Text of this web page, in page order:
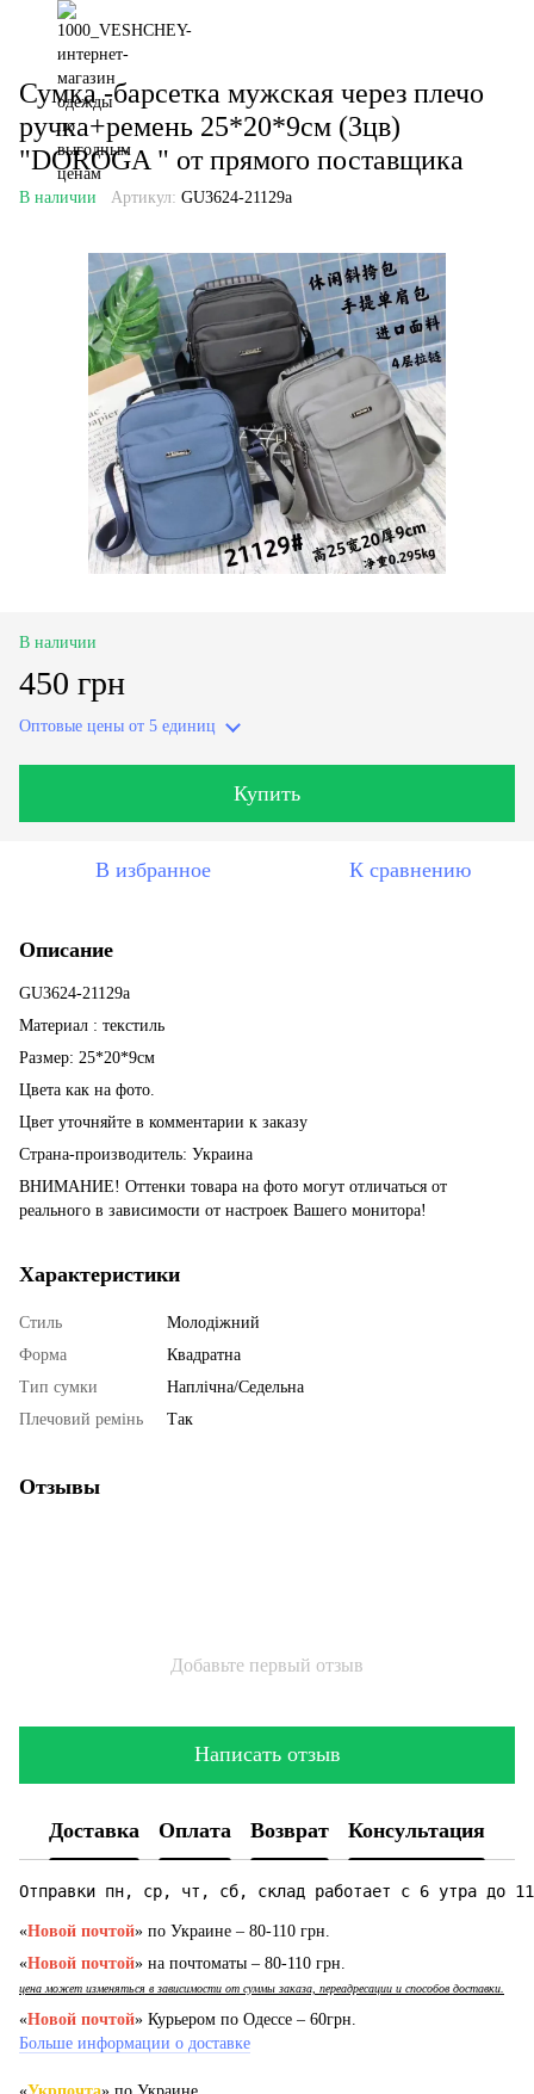
Сумка -барсетка мужская через плечо
ручка+ремень 25*20*9см (3цв)
"DOROGA " от прямого поставщика
В наличии Артикул: GU3624-21129a
В наличии
450 грн
Оптовые цены от 5 единиц
Купить
В избранное К сравнению
Описание
GU3624-21129a
Материал : текстиль
Размер: 25*20*9см
Цвета как на фото.
Цвет уточняйте в комментарии к заказу
Страна-производитель: Украина
ВНИМАНИЕ! Оттенки товара на фото могут отличаться от
реального в зависимости от настроек Вашего монитора!
Характеристики
Стиль
Молодіжний
Форма
Квадратна
Тип сумки
Наплічна/Седельна
Плечовий ремінь
Так
Отзывы
Добавьте первый отзыв
Написать отзыв
Доставка Оплата Возврат Консультация
Отправки пн, ср, чт, сб, склад работает с 6 утра до
«Новой почтой» по Украине – 80-110 грн.
«Новой почтой» на почтоматы – 80-110 грн.
цена может изменяться в зависимости от суммы заказа, переадресации и способов доставки.
«Новой почтой» Курьером по Одессе – 60грн.
Больше информации о доставке